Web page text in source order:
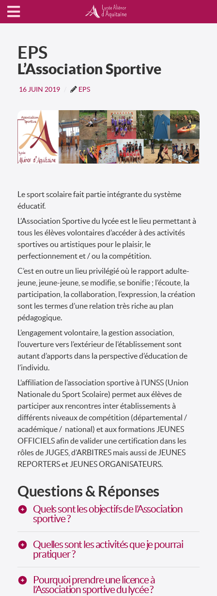
EPS
L’Association Sportive
16 JUIN 2019 EPS
Le sport scolaire fait partie intégrante du système
éducatif.
L’Association Sportive du lycée est le lieu permettant à
tous les élèves volontaires d’accéder à des activités
sportives ou artistiques pour le plaisir, le
perfectionnement et / ou la compétition.
C’est en outre un lieu privilégié où le rapport adulte-
jeune, jeune-jeune, se modifie, se bonifie ; l’écoute, la
participation, la collaboration, l’expression, la création
sont les termes d’une relation très riche au plan
pédagogique.
L’engagement volontaire, la gestion association,
l’ouverture vers l’extérieur de l’établissement sont
autant d’apports dans la perspective d’éducation de
l’individu.
L’affiliation de l’association sportive à l’UNSS (Union
Nationale du Sport Scolaire) permet aux élèves de
participer aux rencontres inter établissements à
différents niveaux de compétition (départemental /
académique / national) et aux formations JEUNES
OFFICIELS afin de valider une certification dans les
rôles de JUGES, d’ARBITRES mais aussi de JEUNES
REPORTERS et JEUNES ORGANISATEURS.
Questions & Réponses
Quels sont les objectifs de l’Association
sportive ?
Quelles sont les activités que je pourrai
pratiquer ?
Pourquoi prendre une licence à
l’Association sportive du lycée ?